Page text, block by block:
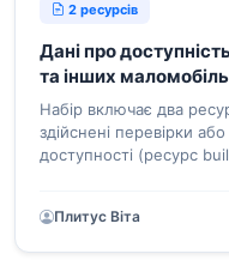
2 ресурсів
Дані про
та інших
Набір включає два
здійснені перевірки
доступності (ресурс
Плитус Віта